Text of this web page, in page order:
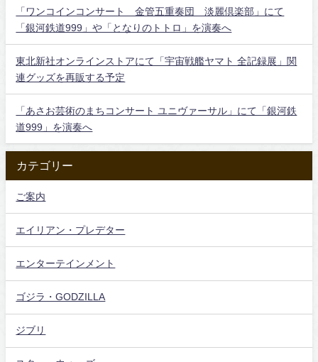
「ワンコインコンサート 金管五重奏団 淡麗倶楽部」にて
「銀河鉄道999」や「となりのトトロ」を演奏へ
東北新社オンラインストアにて「宇宙戦艦ヤマト 全記録展」関
連グッズを再販する予定
「あさお芸術のまちコンサート ユニヴァーサル」にて「銀河鉄
道999」を演奏へ
カテゴリー
ご案内
エイリアン・プレデター
エンターテインメント
ゴジラ・GODZILLA
ジブリ